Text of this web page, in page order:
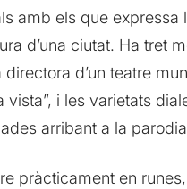
amb els que expressa
d’una ciutat. Ha tret
directora d’un teatre
i les varietats
arribant a la
pràcticament en